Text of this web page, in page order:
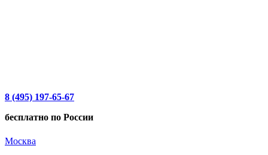
8 (495) 197-65-67
бесплатно по России
Москва